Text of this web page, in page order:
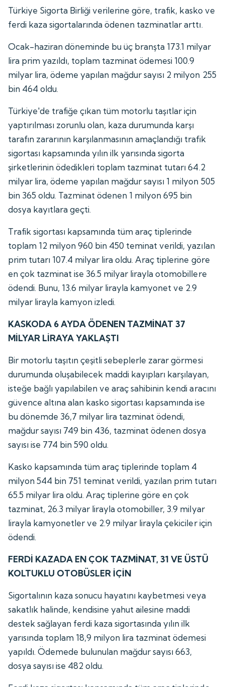
Türkiye Sigorta Birliği verilerine göre, trafik, kasko ve
ferdi kaza sigortalarında ödenen tazminatlar arttı.
Ocak-haziran döneminde bu üç branşta 173.1 milyar
lira prim yazıldı, toplam tazminat ödemesi 100.9
milyar lira, ödeme yapılan mağdur sayısı 2 milyon 255
bin 464 oldu.
Türkiye'de trafiğe çıkan tüm motorlu taşıtlar için
yaptırılması zorunlu olan, kaza durumunda karşı
tarafın zararının karşılanmasının amaçlandığı trafik
sigortası kapsamında yılın ilk yarısında sigorta
şirketlerinin ödedikleri toplam tazminat tutarı 64.2
milyar lira, ödeme yapılan mağdur sayısı 1 milyon 505
bin 365 oldu. Tazminat ödenen 1 milyon 695 bin
dosya kayıtlara geçti.
Trafik sigortası kapsamında tüm araç tiplerinde
toplam 12 milyon 960 bin 450 teminat verildi, yazılan
prim tutarı 107.4 milyar lira oldu. Araç tiplerine göre
en çok tazminat ise 36.5 milyar lirayla otomobillere
ödendi. Bunu, 13.6 milyar lirayla kamyonet ve 2.9
milyar lirayla kamyon izledi.
KASKODA 6 AYDA ÖDENEN TAZMİNAT 37
MİLYAR LİRAYA YAKLAŞTI
Bir motorlu taşıtın çeşitli sebeplerle zarar görmesi
durumunda oluşabilecek maddi kayıpları karşılayan,
isteğe bağlı yapılabilen ve araç sahibinin kendi aracını
güvence altına alan kasko sigortası kapsamında ise
bu dönemde 36,7 milyar lira tazminat ödendi,
mağdur sayısı 749 bin 436, tazminat ödenen dosya
sayısı ise 774 bin 590 oldu.
Kasko kapsamında tüm araç tiplerinde toplam 4
milyon 544 bin 751 teminat verildi, yazılan prim tutarı
65.5 milyar lira oldu. Araç tiplerine göre en çok
tazminat, 26.3 milyar lirayla otomobiller, 3.9 milyar
lirayla kamyonetler ve 2.9 milyar lirayla çekiciler için
ödendi.
FERDİ KAZADA EN ÇOK TAZMİNAT, 31 VE ÜSTÜ
KOLTUKLU OTOBÜSLER İÇİN
Sigortalının kaza sonucu hayatını kaybetmesi veya
sakatlık halinde, kendisine yahut ailesine maddi
destek sağlayan ferdi kaza sigortasında yılın ilk
yarısında toplam 18,9 milyon lira tazminat ödemesi
yapıldı. Ödemede bulunulan mağdur sayısı 663,
dosya sayısı ise 482 oldu.